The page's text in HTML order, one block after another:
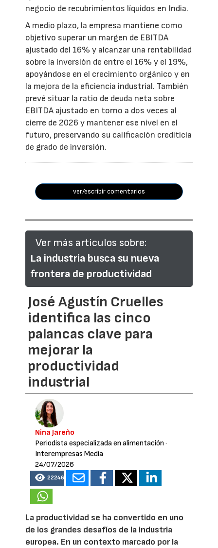
negocio de recubrimientos líquidos en India.
A medio plazo, la empresa mantiene como
objetivo superar un margen de EBITDA
ajustado del 16% y alcanzar una rentabilidad
sobre la inversión de entre el 16% y el 19%,
apoyándose en el crecimiento orgánico y en
la mejora de la eficiencia industrial. También
prevé situar la ratio de deuda neta sobre
EBITDA ajustado en torno a dos veces al
cierre de 2026 y mantener ese nivel en el
futuro, preservando su calificación crediticia
de grado de inversión.
ver/escribir comentarios
Ver más artículos sobre:
La industria busca su nueva
frontera de productividad
José Agustín Cruelles
identifica las cinco
palancas clave para
mejorar la
productividad
industrial
Nina Jareño
Periodista especializada en alimentación ·
Interempresas Media
24/07/2026
22246
La productividad se ha convertido en uno
de los grandes desafíos de la industria
europea. En un contexto marcado por la